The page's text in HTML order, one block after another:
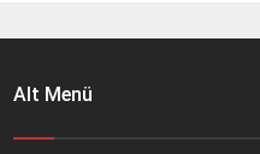
Alt Menü